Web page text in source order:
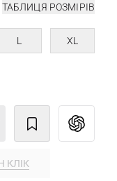
ТАБЛИЦЯ РОЗМІРІВ
L XL
КЛІК